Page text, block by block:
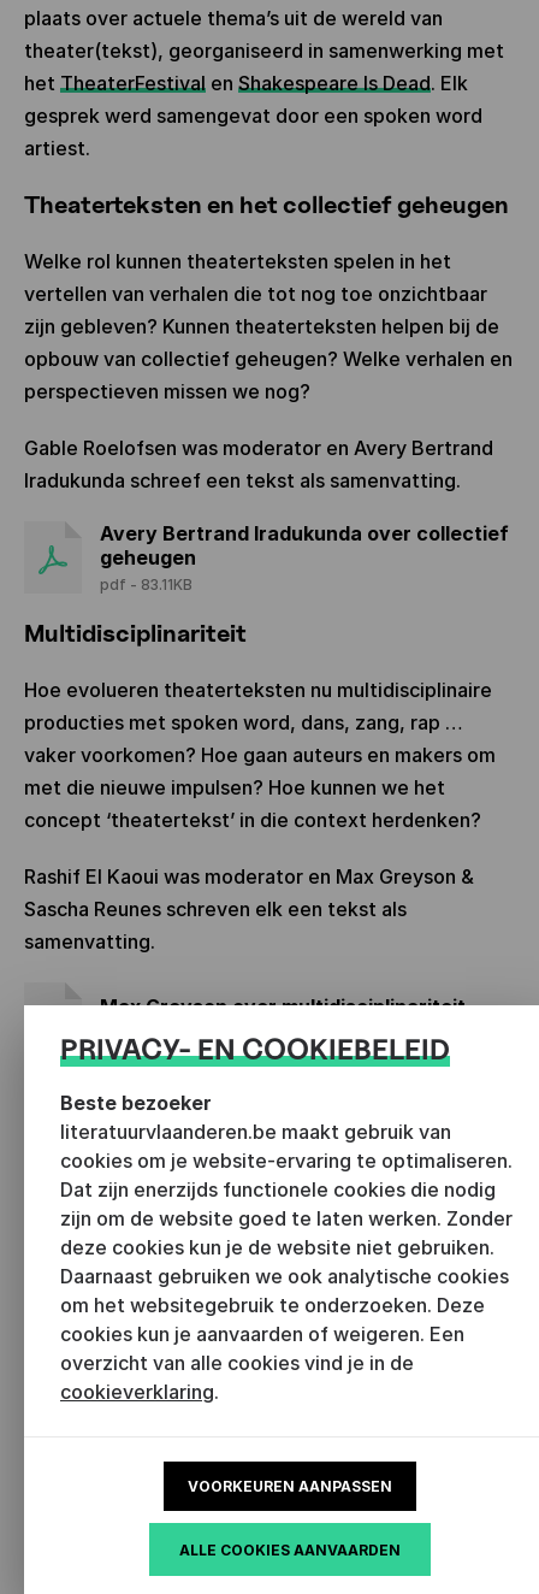
plaats over actuele thema’s uit de wereld van
theater(tekst), georganiseerd in samenwerking met
het TheaterFestival en Shakespeare Is Dead. Elk
gesprek werd samengevat door een spoken word
artiest.
Theaterteksten en het collectief geheugen
Welke rol kunnen theaterteksten spelen in het
vertellen van verhalen die tot nog toe onzichtbaar
zijn gebleven? Kunnen theaterteksten helpen bij de
opbouw van collectief geheugen? Welke verhalen en
perspectieven missen we nog?
Gable Roelofsen was moderator en Avery Bertrand
Iradukunda schreef een tekst als samenvatting.
Avery Bertrand Iradukunda over collectief
geheugen
pdf - 83.11KB
Multidisciplinariteit
Hoe evolueren theaterteksten nu multidisciplinaire
producties met spoken word, dans, zang, rap …
vaker voorkomen? Hoe gaan auteurs en makers om
met die nieuwe impulsen? Hoe kunnen we het
concept ‘theatertekst’ in die context herdenken?
Rashif El Kaoui was moderator en Max Greyson &
Sascha Reunes schreven elk een tekst als
samenvatting.
Max Greyson over multidisciplinariteit
pdf - 74.79KB
Sascha Reunes over multidisciplinariteit
pdf - 73.24KB
Internationalisering
Langzamerhand worden meer en meer
theaterteksten uit Vlaanderen en Nederland
vertaald, maar speel- of publicatiekansen in het
buitenland blijven beperkt. Op welke manier kan de
internationalisering van Nederlandstalige
theaterteksten gestimuleerd worden?
Maaike Bergstra was moderator en Luna Wicks
schreef een tekst als samenvatting.
PRIVACY- EN COOKIEBELEID
Beste bezoeker
literatuurvlaanderen.be maakt gebruik van
cookies om je website-ervaring te optimaliseren.
Dat zijn enerzijds functionele cookies die nodig
zijn om de website goed te laten werken. Zonder
deze cookies kun je de website niet gebruiken.
Daarnaast gebruiken we ook analytische cookies
om het websitegebruik te onderzoeken. Deze
cookies kun je aanvaarden of weigeren. Een
overzicht van alle cookies vind je in de
cookieverklaring.
VOORKEUREN AANPASSEN
ALLE COOKIES AANVAARDEN